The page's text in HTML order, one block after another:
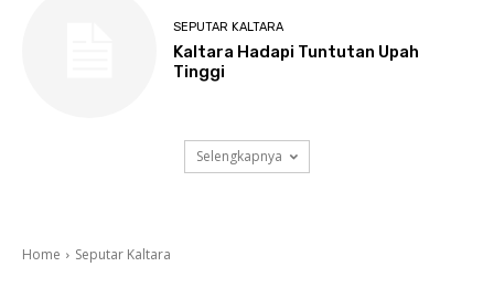
SEPUTAR KALTARA
Kaltara Hadapi Tuntutan Upah
Tinggi
Selengkapnya